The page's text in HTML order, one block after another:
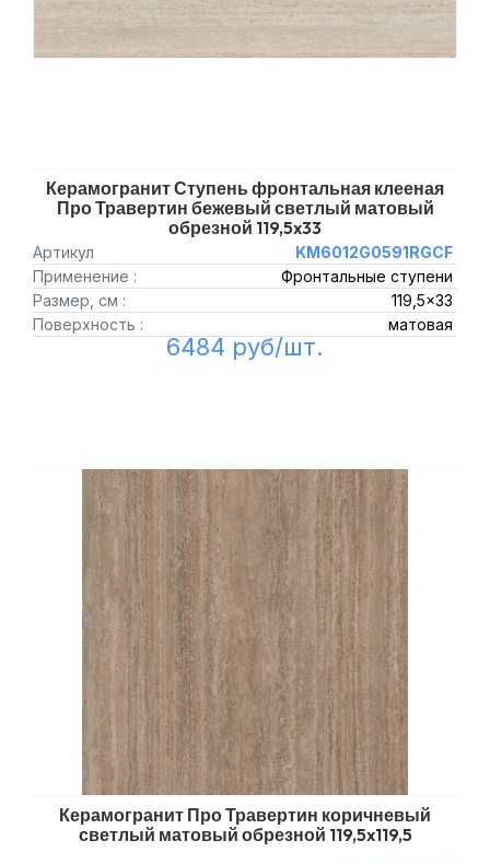
Керамогранит Ступень фронтальная клееная
Про Травертин бежевый светлый матовый
обрезной 119,5x33
Артикул
KM6012G0591RGCF
Применение :
Фронтальные ступени
Размер, см :
119,5x33
Поверхность :
матовая
6484 руб/шт.
Керамогранит Про Травертин коричневый
светлый матовый обрезной 119,5x119,5